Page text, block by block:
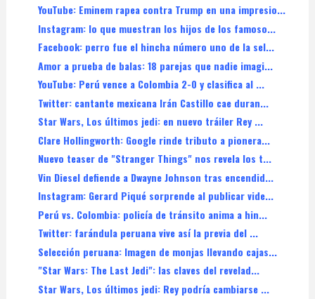
YouTube: Eminem rapea contra Trump en una impresio...
Instagram: lo que muestran los hijos de los famoso...
Facebook: perro fue el hincha número uno de la sel...
Amor a prueba de balas: 18 parejas que nadie imagi...
YouTube: Perú vence a Colombia 2-0 y clasifica al ...
Twitter: cantante mexicana Irán Castillo cae duran...
Star Wars, Los últimos jedi: en nuevo tráiler Rey ...
Clare Hollingworth: Google rinde tributo a pionera...
Nuevo teaser de "Stranger Things" nos revela los t...
Vin Diesel defiende a Dwayne Johnson tras encendid...
Instagram: Gerard Piqué sorprende al publicar vide...
Perú vs. Colombia: policía de tránsito anima a hin...
Twitter: farándula peruana vive así la previa del ...
Selección peruana: Imagen de monjas llevando cajas...
"Star Wars: The Last Jedi": las claves del revelad...
Star Wars, Los últimos jedi: Rey podría cambiarse ...